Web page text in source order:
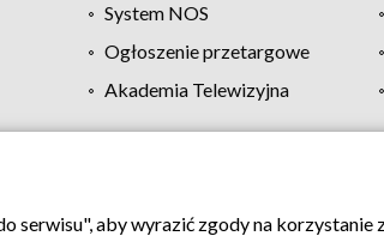
System NOS
Ogłoszenie przetargowe
Akademia Telewizyjna
Regulamin TVP Polityka
serwisu", aby wyrazić zgody na